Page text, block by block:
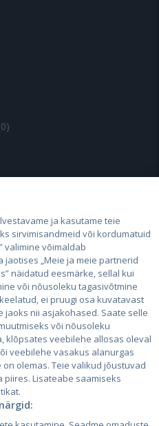
CVbankas.lt
ja kasutame teie
sirvimisandmeid või kordumatuid
valimine võimaldab
„Meie ja meie partnerid
näidatud eesmärke, sellal kui
või nõusoleku tagasivõtmine
ei pruugi osa kuvatavast
jaoks nii asjakohased. Saate selle
või nõusoleku
klõpsates veebilehe allosas oleval
veebilehe vasakus alanurgas
olemas. Teie valikud jõustuvad
Lisateabe saamiseks